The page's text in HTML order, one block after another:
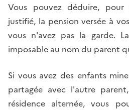
Vous pouvez déduire,
justifié, la pension versée à
vous n'avez pas la garde.
imposable au nom du parent
Si vous avez des enfants
partagée avec l'autre
résidence alternée, vous